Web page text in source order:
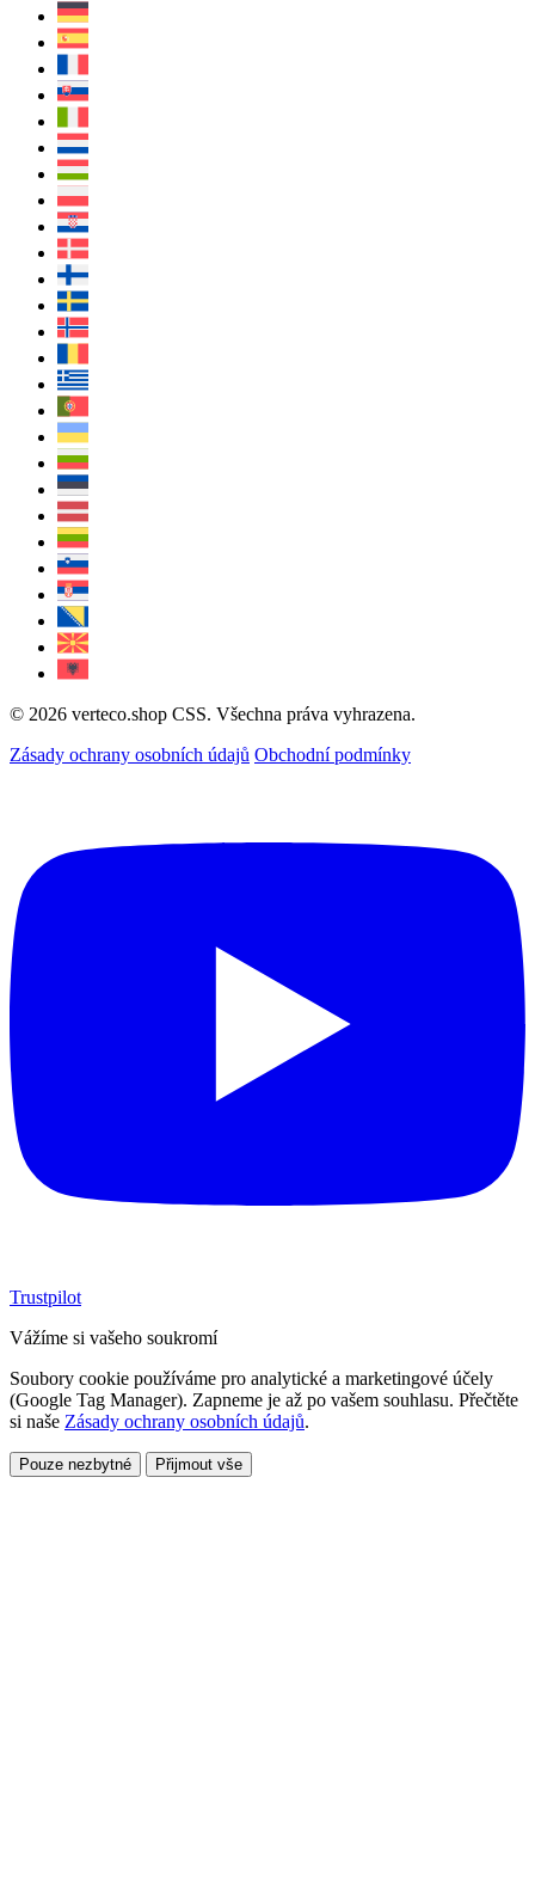
© 2026 verteco.shop CSS. Všechna práva vyhrazena.
Zásady ochrany osobních údajů Obchodní podmínky
Trustpilot
Vážíme si vašeho soukromí
Soubory cookie používáme pro analytické a marketingové účely
(Google Tag Manager). Zapneme je až po vašem souhlasu. Přečtěte
si naše Zásady ochrany osobních údajů.
Pouze nezbytné Přijmout vše